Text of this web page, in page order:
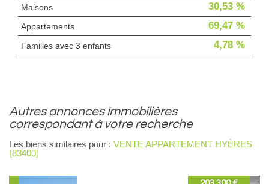
Maisons 30,53 %
Appartements 69,47 %
Familles avec 3 enfants 4,78 %
autres annonces immobilières
correspondant à votre recherche
Les biens similaires pour : VENTE APPARTEMENT HYÈRES
(83400)